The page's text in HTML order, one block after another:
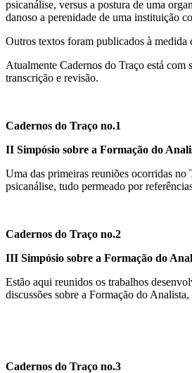
psicanálise, versus a postura de uma
danoso a perenidade de uma instituição
Outros textos foram publicados à medida
Atualmente Cadernos do Traço está com
transcrição e revisão.
Cadernos do Traço no.1
II Simpósio sobre a Formação do
Uma das primeiras reuniões ocorridas no
psicanálise, tudo permeado por
Cadernos do Traço no.2
III Simpósio sobre a Formação do
Estão aqui reunidos os trabalhos
discussões sobre a Formação do
Cadernos do Traço no.3